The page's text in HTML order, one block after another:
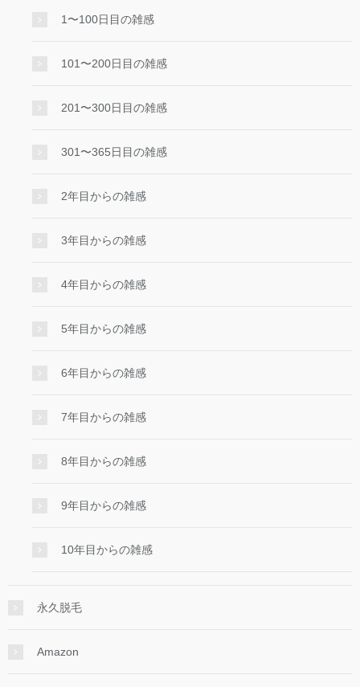
1〜100日目の雑感
101〜200日目の雑感
201〜300日目の雑感
301〜365日目の雑感
2年目からの雑感
3年目からの雑感
4年目からの雑感
5年目からの雑感
6年目からの雑感
7年目からの雑感
8年目からの雑感
9年目からの雑感
10年目からの雑感
永久脱毛
Amazon